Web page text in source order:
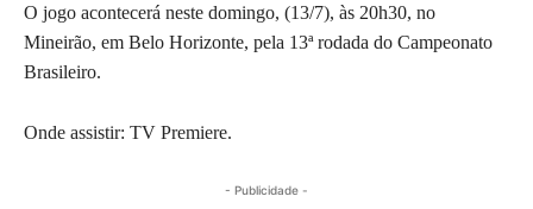
O jogo acontecerá neste domingo, (13/7), às 20h30, no
Mineirão, em Belo Horizonte, pela 13ª rodada do Campeonato
Brasileiro.
Onde assistir: TV Premiere.
- Publicidade -